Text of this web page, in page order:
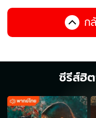
ก
ซีรีส์ฮิ